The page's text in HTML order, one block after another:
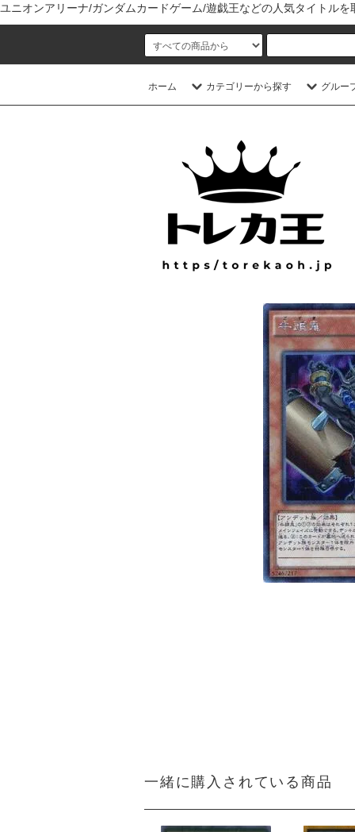
ユニオンアリーナ/ガンダムカードゲーム/遊戯王などの人気タイトル
ホーム カテゴリーから探す グルー
一緒に購入されている商品